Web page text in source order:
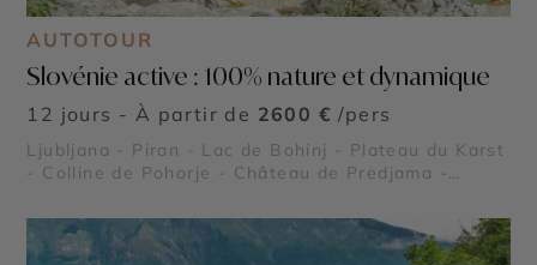
AUTOTOUR
Slovénie active : 100% nature et dynamique
12 jours - À partir de 2600 € /pers
Ljubljana - Piran - Lac de Bohinj - Plateau du Karst
- Colline de Pohorje - Château de Predjama -
national du Triglav - Lac de Bled - Vallée de la
Soča